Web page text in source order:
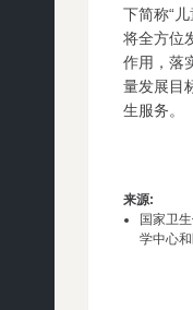
下简称“
将全方位
作用，落
量发展目
生服务。
来源:
国家卫
学中心